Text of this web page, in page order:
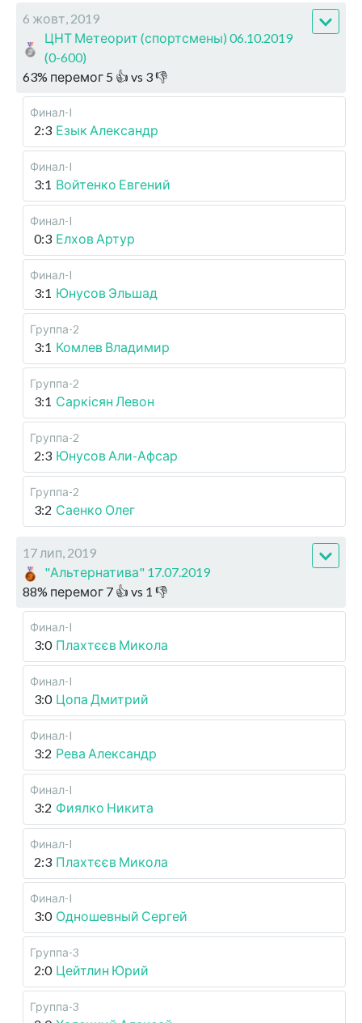
6 жовт, 2019
ЦНТ Метеорит (спортсмены) 06.10.2019
(0-600)
63% перемог 5 👍 vs 3👎
Финал-I
2:3 Езык Александр
Финал-I
3:1 Войтенко Евгений
Финал-I
0:3 Елхов Артур
Финал-I
3:1 Юнусов Эльшад
Группа-2
3:1 Комлев Владимир
Группа-2
3:1 Саркісян Левон
Группа-2
2:3 Юнусов Али-Афсар
Группа-2
3:2 Саенко Олег
17 лип, 2019
"Альтернатива" 17.07.2019
88% перемог 7 👍 vs 1 👎
Финал-I
3:0 Плахтєєв Микола
Финал-I
3:0 Цопа Дмитрий
Финал-I
3:2 Рева Александр
Финал-I
3:2 Фиялко Никита
Финал-I
2:3 Плахтєєв Микола
Финал-I
3:0 Одношевный Сергей
Группа-3
2:0 Цейтлин Юрий
Группа-3